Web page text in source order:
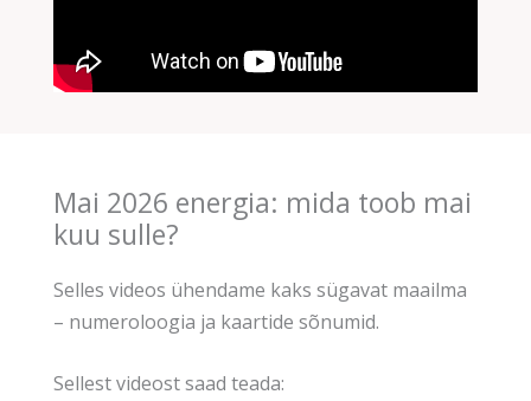
Mai 2026 energia: mida toob mai
kuu sulle?
Selles videos ühendame kaks sügavat maailma
– numeroloogia ja kaartide sõnumid.
Sellest videost saad teada: